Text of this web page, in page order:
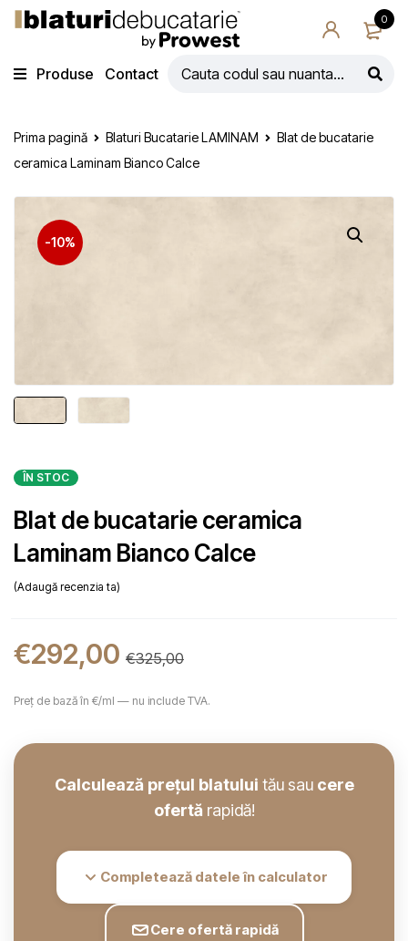
0
Produse Contact
Prima pagină Blaturi Bucatarie LAMINAM
Blat de bucatarie
ceramica Laminam Bianco Calce
-10%
ÎN STOC
Blat de bucatarie ceramica
Laminam Bianco Calce
Adaugă recenzia ta
€325,00
€292,00
Preț de bază în €/ml — nu include TVA.
Calculează prețul blatului tău sau cere
ofertă rapidă!
Completează datele în calculator
Cere ofertă rapidă